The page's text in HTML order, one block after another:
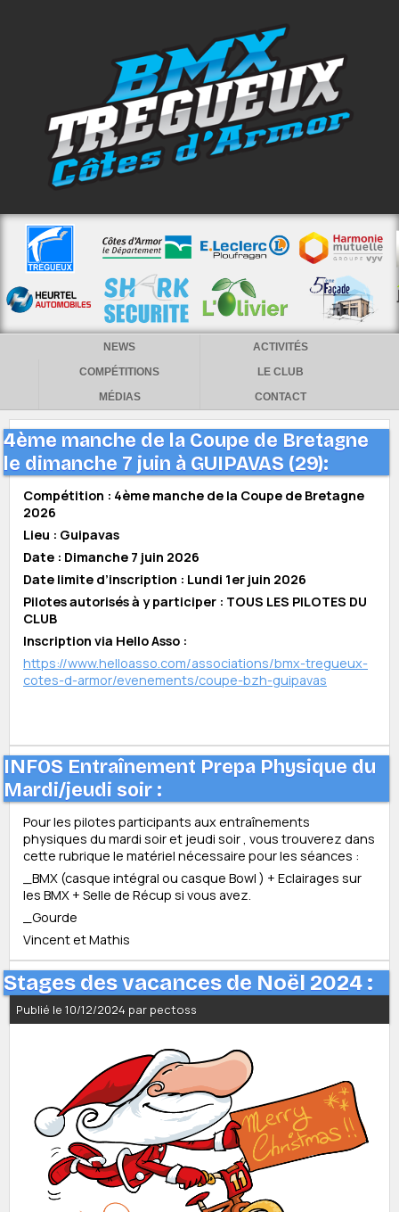
NEWS
ACTIVITÉS
COMPÉTITIONS
LE CLUB
MÉDIAS
CONTACT
4ème manche de la Coupe de Bretagne
le dimanche 7 juin à GUIPAVAS (29):
Compétition : 4ème manche de la Coupe de Bretagne
2026
Lieu : Guipavas
Date : Dimanche 7 juin 2026
Date limite d’inscription : Lundi 1er juin 2026
Pilotes autorisés à y participer : TOUS LES PILOTES DU
CLUB
Inscription via Hello Asso :
https://www.helloasso.com/associations/bmx-tregueux-
cotes-d-armor/evenements/coupe-bzh-guipavas
INFOS Entraînement Prepa Physique du
Mardi/jeudi soir :
Pour les pilotes participants aux entraînements
physiques du mardi soir et jeudi soir , vous trouverez dans
cette rubrique le matériel nécessaire pour les séances :
_BMX (casque intégral ou casque Bowl ) + Eclairages sur
les BMX + Selle de Récup si vous avez.
_Gourde
Vincent et Mathis
Stages des vacances de Noël 2024 :
Publié le 10/12/2024 par pectoss